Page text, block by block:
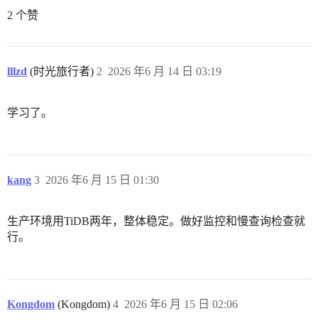
2 个赞
lllzd (时光旅行者) 2026 年6 月 14 日 03:19
2
学习了。
kang 2026 年6 月 15 日 01:30
3
生产环境用TiDB两年，整体稳定。做好监控和慢查询检查就
行。
Kongdom (Kongdom) 2026 年6 月 15 日 02:06
4